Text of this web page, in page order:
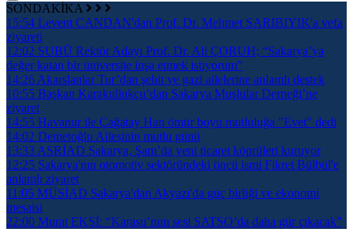
SONDAKİKA
15:54 Levent CANDAN'dan Prof. Dr. Mehmet SARIBIYIK'a vefa
ziyareti
12:02 SUBÜ Rektör Adayı Prof. Dr. Ali ÇORUH; “Sakarya’ya
değer katan bir üniversite inşa etmek istiyorum”
14:26 Akarslanlar Tur’dan şehit ve gazi ailelerine anlamlı destek
10:55 Başkan Karakullukçu’dan Sakarya Muşlular Derneği’ne
ziyaret
14:55 Havanur ile Çağatay Han ömür boyu mutluluğa "Evet" dedi
14:02 Demetoğlu Ailesinin mutlu günü
13:33 ASRİAD Sakarya, Şam’da yeni ticaret köprüleri kuruyor
12:25 Sakarya'nın otomotiv sektöründeki öncü ismi Fikret Bülbül'e
anlamlı ziyaret
11:05 MÜSİAD Sakarya'dan Akyazı'da güç birliği ve ekonomi
mesaisi
22:00 Murat EKŞİ: “Karasu’nun sesi SATSO’da daha gür çıkacak”